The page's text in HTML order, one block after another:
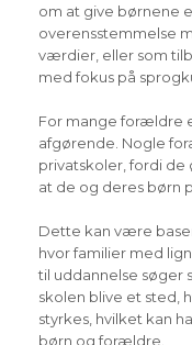
om at give børnene
overensstemmelse
værdier, eller som
med fokus på
For mange forældre
afgørende. Nogle
privatskoler, fordi de
at de og deres børn
Dette kan være
hvor familier med
til uddannelse søger
skolen blive et sted,
styrkes, hvilket kan
børn og forældre.